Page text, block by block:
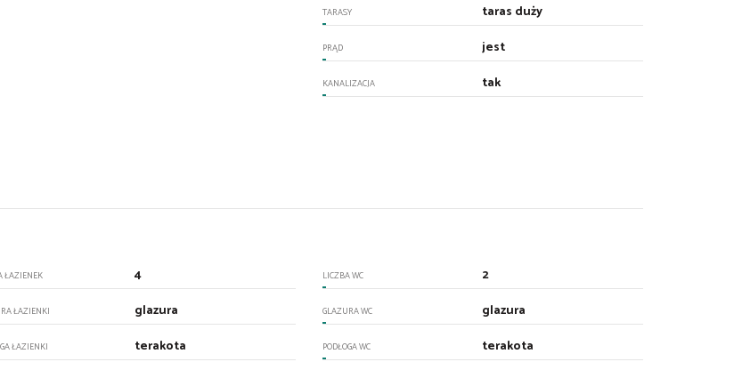
TARASY taras duży
PRĄD jest
KANALIZACJA tak
ŁAZIENEK 4
ŁAZIENKI glazura
ŁAZIENKI terakota
LICZBA WC 2
GLAZURA WC glazura
PODŁOGA WC terakota